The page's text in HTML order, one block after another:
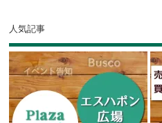
人気記事